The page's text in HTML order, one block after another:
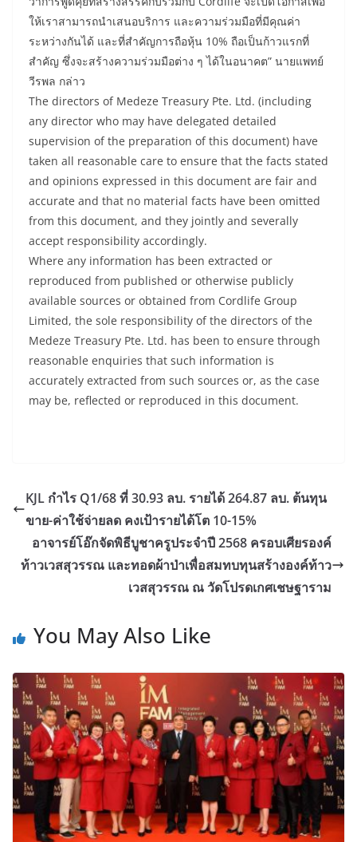
ให้เราสามารถนำเสนอบริการ และความร่วมมือที่มีคุณค่า
ระหว่างกันได้ และที่สำคัญการถือหุ้น 10% ถือเป็นก้าวแรกที่
สำคัญ ซึ่งจะสร้างความร่วมมือต่าง ๆ ได้ในอนาคต” นายแพทย์
วีรพล กล่าว
The directors of Medeze Treasury Pte. Ltd. (including
any director who may have delegated detailed
supervision of the preparation of this document) have
taken all reasonable care to ensure that the facts stated
and opinions expressed in this document are fair and
accurate and that no material facts have been omitted
from this document, and they jointly and severally
accept responsibility accordingly.
Where any information has been extracted or
reproduced from published or otherwise publicly
available sources or obtained from Cordlife Group
Limited, the sole responsibility of the directors of the
Medeze Treasury Pte. Ltd. has been to ensure through
reasonable enquiries that such information is
accurately extracted from such sources or, as the case
may be, reflected or reproduced in this document.
KJL กำไร Q1/68 ที่ 30.93 ลบ. รายได้ 264.87 ลบ. ต้นทุน
ขาย-ค่าใช้จ่ายลด คงเป้ารายได้โต 10-15%
อาจารย์โอ๊กจัดพิธีบูชาครูประจำปี 2568 ครอบเศียรองค์
ท้าวเวสสุวรรณ และทอดผ้าป่าเพื่อสมทบทุนสร้างองค์ท้าว
เวสสุวรรณ ณ วัดโปรดเกศเชษฐาราม
You May Also Like